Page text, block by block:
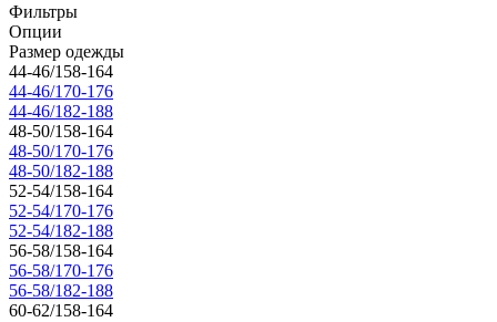
Фильтры
Опции
Размер одежды
44-46/158-164
44-46/170-176
44-46/182-188
48-50/158-164
48-50/170-176
48-50/182-188
52-54/158-164
52-54/170-176
52-54/182-188
56-58/158-164
56-58/170-176
56-58/182-188
60-62/158-164